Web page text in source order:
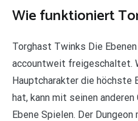
Wie funktioniert
Torghast Twinks Die
accountweit freigeschaltet.
Hauptcharakter die
hat, kann mit seinen
Ebene Spielen. Der